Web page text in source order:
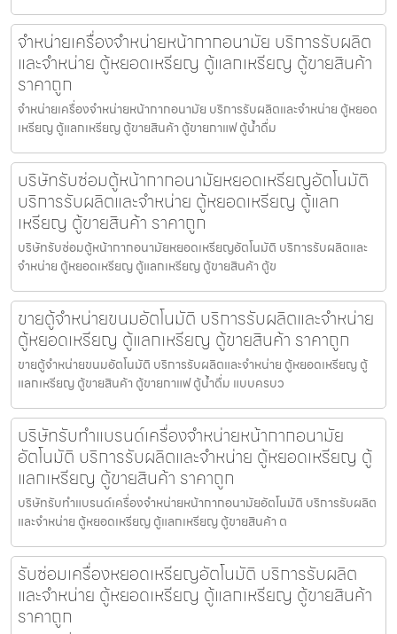
จำหน่ายเครื่องจำหน่ายหน้ากากอนามัย บริการรับผลิต
และจำหน่าย ตู้หยอดเหรียญ ตู้แลกเหรียญ ตู้ขายสินค้า
ราคาถูก
จำหน่ายเครื่องจำหน่ายหน้ากากอนามัย บริการรับผลิตและจำหน่าย ตู้หยอด
เหรียญ ตู้แลกเหรียญ ตู้ขายสินค้า ตู้ขายกาแฟ ตู้น้ำดื่ม
บริษัทรับซ่อมตู้หน้ากากอนามัยหยอดเหรียญ​​​อัตโนมัติ
บริการรับผลิตและจำหน่าย ตู้หยอดเหรียญ ตู้แลก
เหรียญ ตู้ขายสินค้า ราคาถูก
บริษัทรับซ่อมตู้หน้ากากอนามัยหยอดเหรียญ​​​อัตโนมัติ บริการรับผลิตและ
จำหน่าย ตู้หยอดเหรียญ ตู้แลกเหรียญ ตู้ขายสินค้า ตู้ข
ขายตู้จำหน่ายขนม​อัตโนมัติ บริการรับผลิตและจำหน่าย
ตู้หยอดเหรียญ ตู้แลกเหรียญ ตู้ขายสินค้า ราคาถูก
ขายตู้จำหน่ายขนม​อัตโนมัติ บริการรับผลิตและจำหน่าย ตู้หยอดเหรียญ ตู้
แลกเหรียญ ตู้ขายสินค้า ตู้ขายกาแฟ ตู้น้ำดื่ม แบบครบว
บริษัทรับทำแบรนด์เครื่องจำหน่ายหน้ากากอนามัย​
อัตโนมัติ บริการรับผลิตและจำหน่าย ตู้หยอดเหรียญ ตู้
แลกเหรียญ ตู้ขายสินค้า ราคาถูก
บริษัทรับทำแบรนด์เครื่องจำหน่ายหน้ากากอนามัย​อัตโนมัติ บริการรับผลิต
และจำหน่าย ตู้หยอดเหรียญ ตู้แลกเหรียญ ตู้ขายสินค้า ต
รับซ่อมเครื่องหยอดเหรียญ​อัตโนมัติ บริการรับผลิต
และจำหน่าย ตู้หยอดเหรียญ ตู้แลกเหรียญ ตู้ขายสินค้า
ราคาถูก